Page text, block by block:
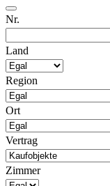
Nr.
Land
Region
Ort
Vertrag
Zimmer